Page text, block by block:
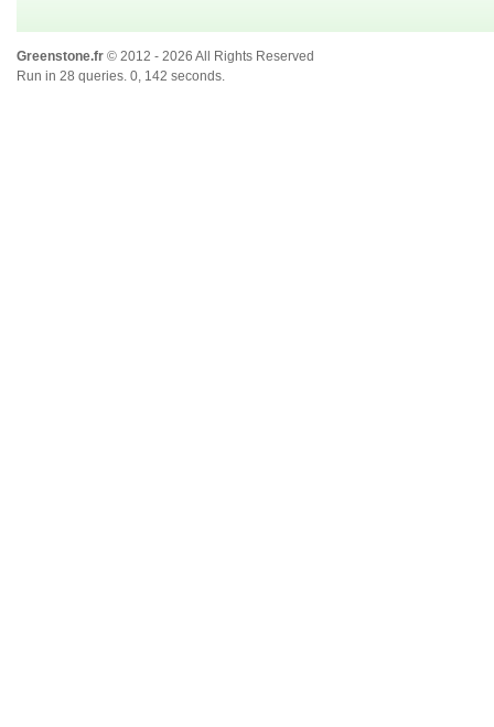
Greenstone.fr © 2012 - 2026 All Rights Reserved
Run in 28 queries. 0, 142 seconds.